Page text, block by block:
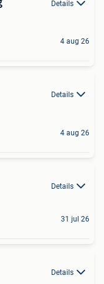
Details
4 aug 26
Details
4 aug 26
Details
31 jul 26
Details